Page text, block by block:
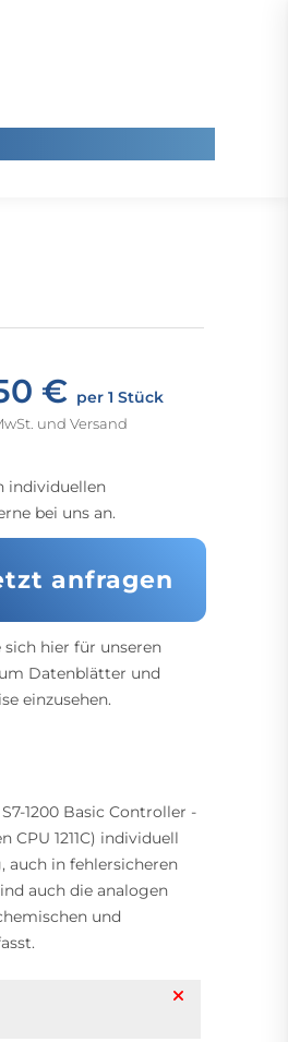
€ per 1 Stück
und Versand
individuellen
bei uns an.
anfragen
sich hier für unseren
Datenblätter und
einzusehen.
1200 Basic Controller -
1211C) individuell
auch in fehlersicheren
auch die analogen
und